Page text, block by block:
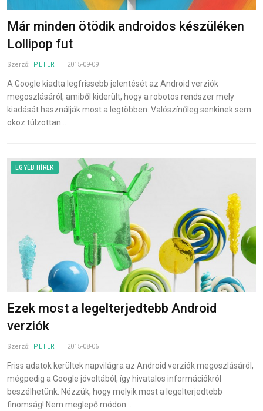
Már minden ötödik androidos készüléken
Lollipop fut
Szerző: PÉTER 2015-09-09
A Google kiadta legfrissebb jelentését az Android verziók
megoszlásáról, amiből kiderült, hogy a robotos rendszer mely
kiadását használják most a legtöbben. Valószínűleg senkinek sem
okoz túlzottan…
EGYÉB HÍREK
Ezek most a legelterjedtebb Android
verziók
Szerző: PÉTER 2015-08-06
Friss adatok kerültek napvilágra az Android verziók megoszlásáról,
mégpedig a Google jóvoltából, így hivatalos információkról
beszélhetünk. Nézzük, hogy melyik most a legelterjedtebb
finomság! Nem meglepő módon…